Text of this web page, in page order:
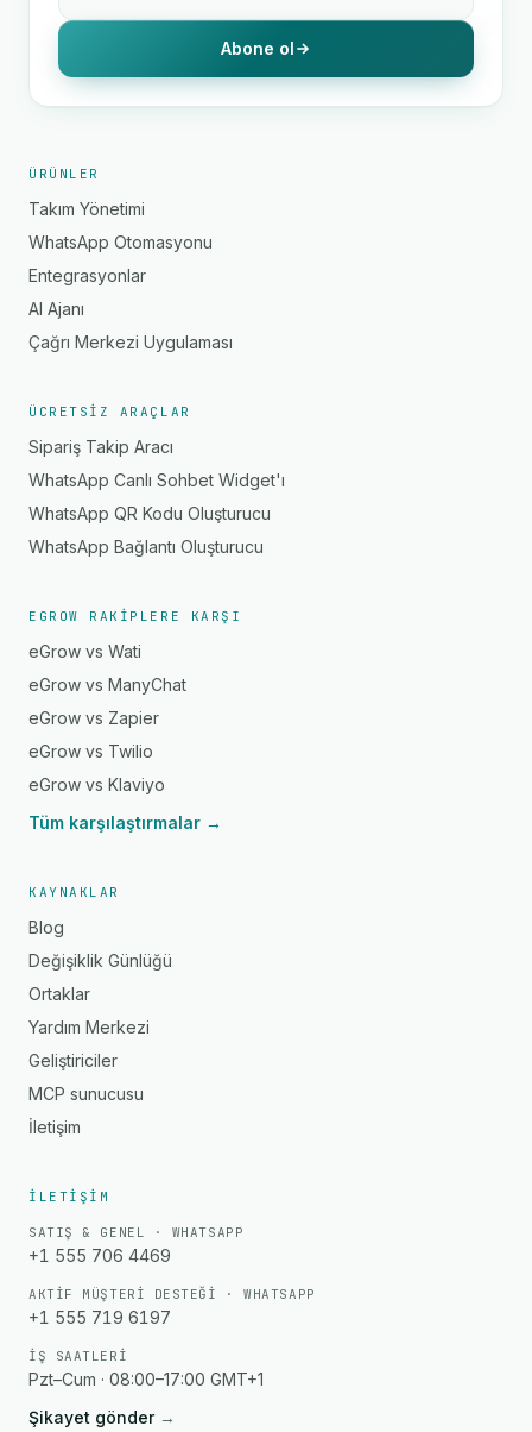
Abone ol
ÜRÜNLER
Takım Yönetimi
WhatsApp Otomasyonu
Entegrasyonlar
AI Ajanı
Çağrı Merkezi Uygulaması
ÜCRETSIZ ARAÇLAR
Sipariş Takip Aracı
WhatsApp Canlı Sohbet Widget'ı
WhatsApp QR Kodu Oluşturucu
WhatsApp Bağlantı Oluşturucu
EGROW RAKIPLERE KARŞI
eGrow vs Wati
eGrow vs ManyChat
eGrow vs Zapier
eGrow vs Twilio
eGrow vs Klaviyo
Tüm karşılaştırmalar →
KAYNAKLAR
Blog
Değişiklik Günlüğü
Ortaklar
Yardım Merkezi
Geliştiriciler
MCP sunucusu
İletişim
İLETIŞIM
SATIŞ & GENEL · WHATSAPP
+1 555 706 4469
AKTIF MÜŞTERI DESTEĞI · WHATSAPP
+1 555 719 6197
İŞ SAATLERI
Pzt–Cum · 08:00–17:00 GMT+1
Şikayet gönder →